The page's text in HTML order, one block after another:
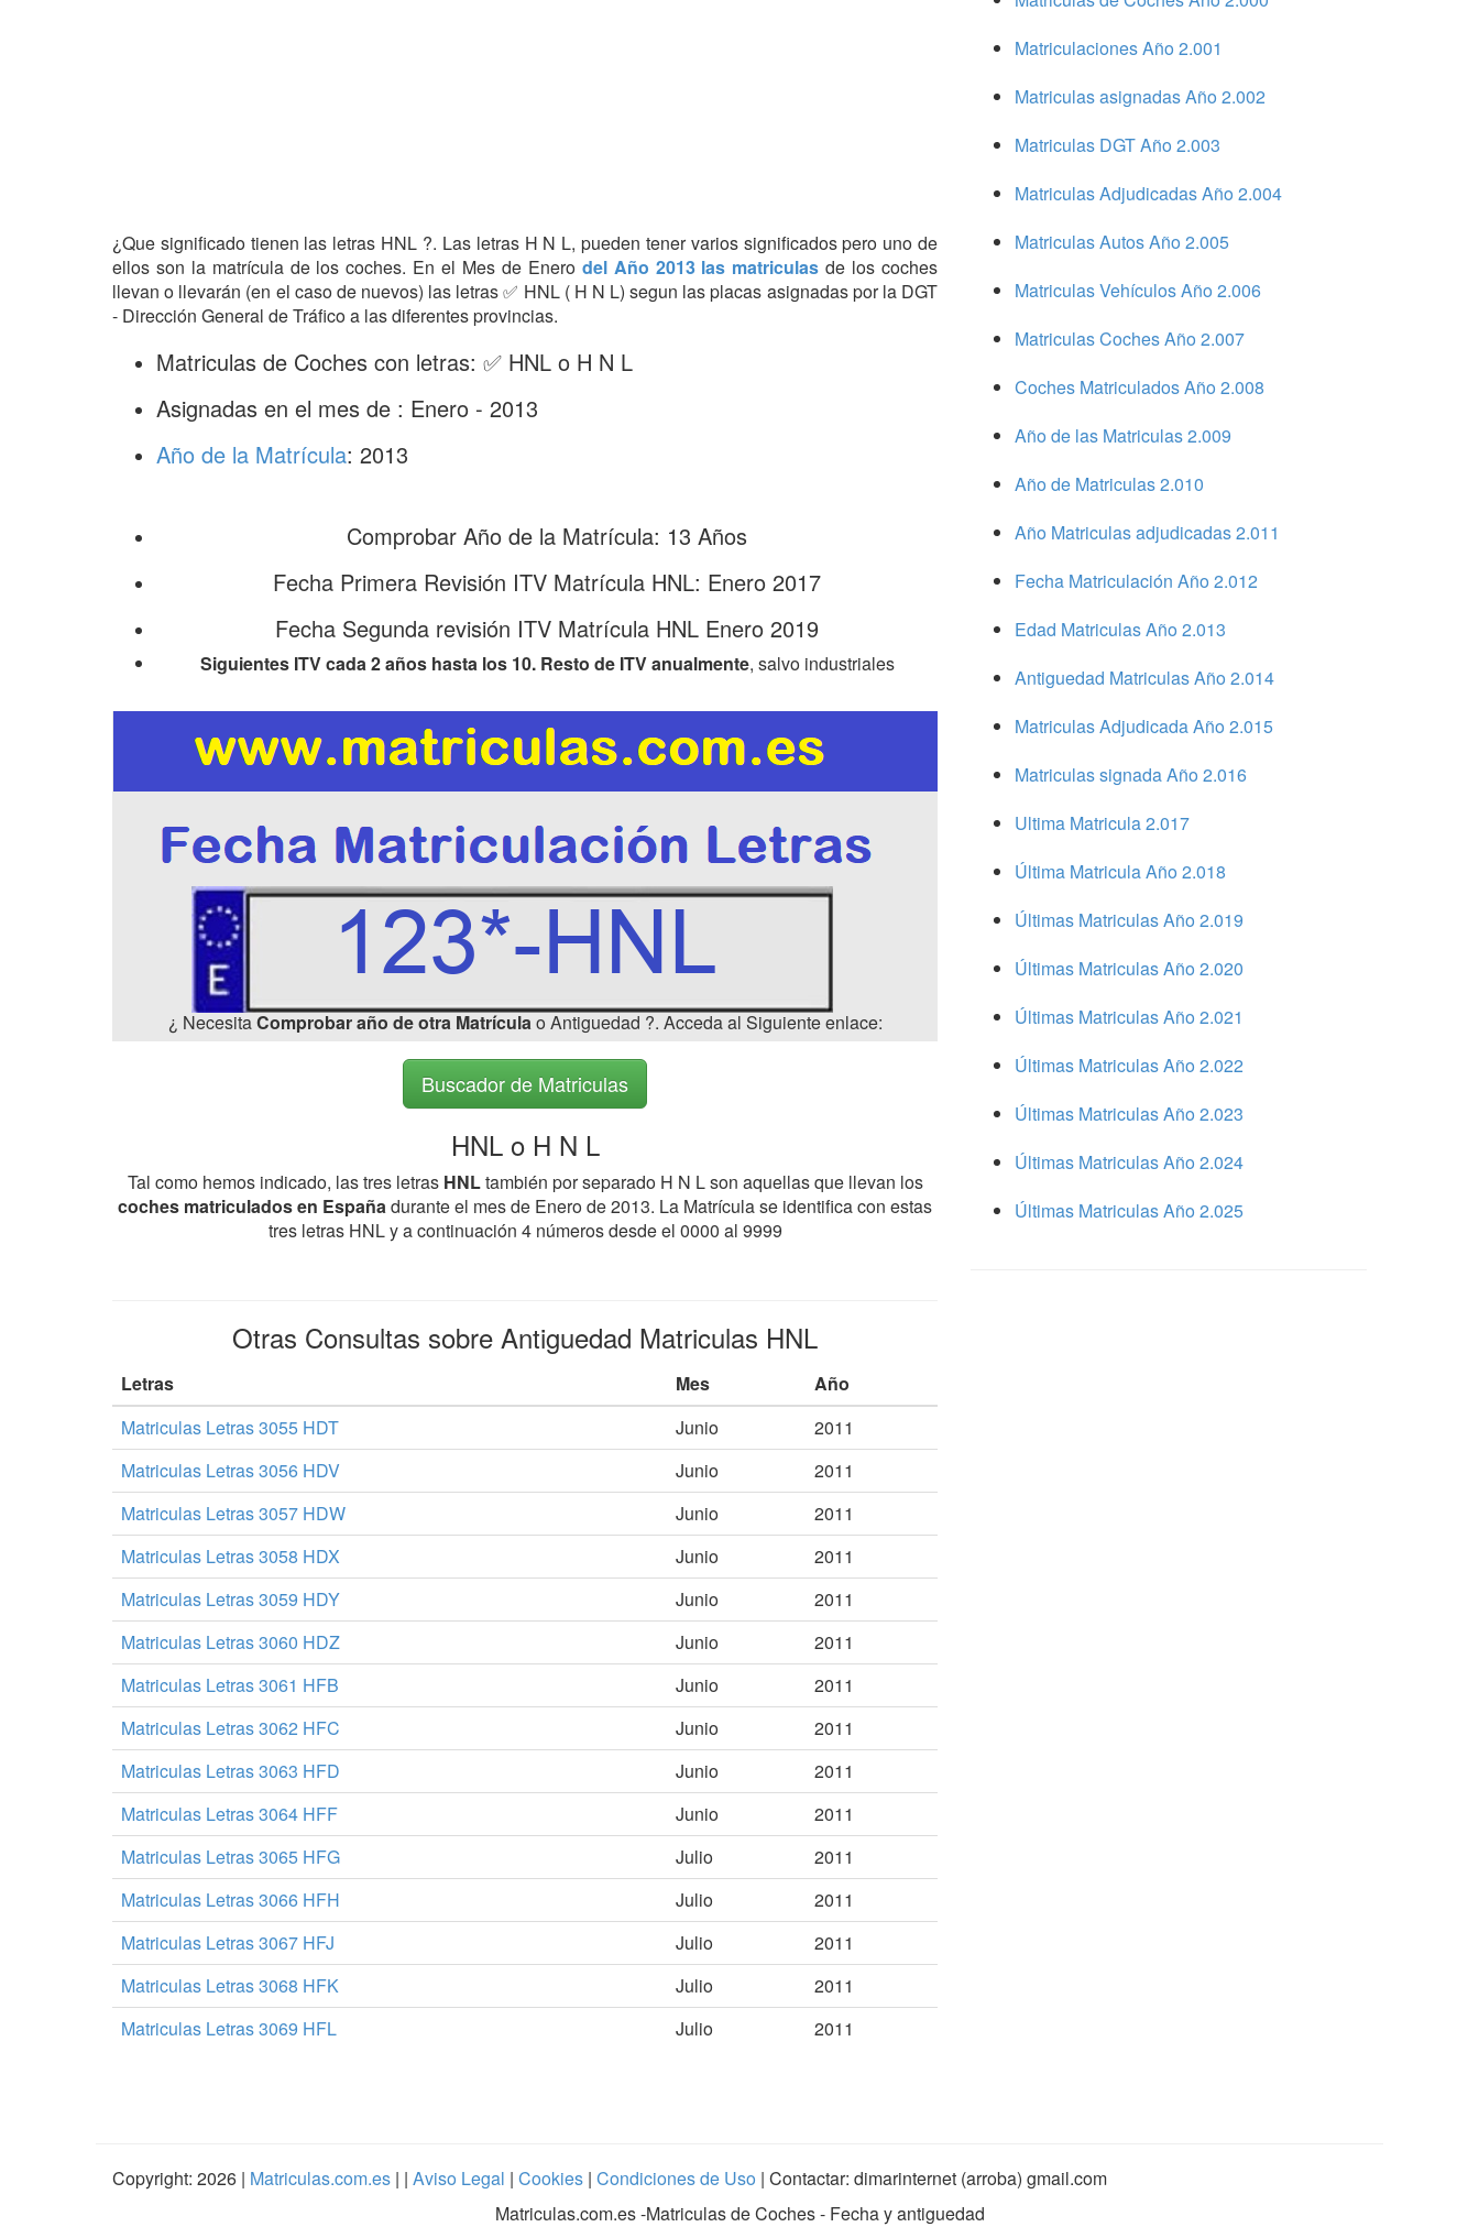
¿Que significado tienen las letras HNL ?. Las letras H N L, pueden tener varios significados pero uno de
ellos son la matrícula de los coches. En el Mes de Enero del Año 2013 las matriculasde los coches
llevan o llevarán (en el caso de nuevos) las letras ✅ HNL ( H N L) segun las placas asignadas por la DGT
- Dirección General de Tráfico a las diferentes provincias.
Matriculas de Coches con letras: ✅ HNL o H N L
Asignadas en el mes de : Enero - 2013
Año de la Matrícula: 2013
Comprobar Año de la Matrícula: 13 Años
Fecha Primera Revisión ITV Matrícula HNL: Enero 2017
Fecha Segunda revisión ITV Matrícula HNL Enero 2019
Siguientes ITV cada 2 años hasta los 10. Resto de ITV anualmente, salvo industriales
¿ NecesitaComprobar año de otra Matrículao Antiguedad ?. Acceda al Siguiente enlace:
Buscador de Matriculas
HNL o H N L
Tal como hemos indicado, las tres letras HNLtambién por separado H N L son aquellas que llevan los
coches matriculados en Españadurante el mes de Enero de 2013. La Matrícula se identifica con estas
tres letras HNL y a continuación 4 números desde el 0000 al 9999
Otras Consultas sobre Antiguedad Matriculas HNL
Letras Mes
Año
Matriculas Letras 3055 HDT
Junio
2011
Matriculas Letras 3056 HDV
Junio
2011
Matriculas Letras 3057 HDW
Junio
2011
Matriculas Letras 3058 HDX
Junio
2011
Matriculas Letras 3059 HDY
Junio
2011
Matriculas Letras 3060 HDZ
Junio
2011
Matriculas Letras 3061 HFB
Junio
2011
Matriculas Letras 3062 HFC
Junio
2011
Matriculas Letras 3063 HFD
Junio
2011
Matriculas Letras 3064 HFF
Junio
2011
Matriculas Letras 3065 HFG
Julio
2011
Matriculas Letras 3066 HFH
Julio
2011
Matriculas Letras 3067 HFJ
Julio
2011
Matriculas Letras 3068 HFK
Julio
2011
Matriculas Letras 3069 HFL
Julio 2011
Matriculaciones Año 2.001
Matriculas asignadas Año 2.002
Matriculas DGT Año 2.003
Matriculas Adjudicadas Año 2.004
Matriculas Autos Año 2.005
Matriculas Vehículos Año 2.006
Matriculas Coches Año 2.007
Coches Matriculados Año 2.008
Año de las Matriculas 2.009
Año de Matriculas 2.010
Año Matriculas adjudicadas 2.011
Fecha Matriculación Año 2.012
Edad Matriculas Año 2.013
Antiguedad Matriculas Año 2.014
Matriculas Adjudicada Año 2.015
Matriculas signada Año 2.016
Ultima Matricula 2.017
Última Matricula Año 2.018
Últimas Matriculas Año 2.019
Últimas Matriculas Año 2.020
Últimas Matriculas Año 2.021
Últimas Matriculas Año 2.022
Últimas Matriculas Año 2.023
Últimas Matriculas Año 2.024
Últimas Matriculas Año 2.025
Copyright: 2026 | Matriculas.com.es | | Aviso Legal | Cookies | Condiciones de Uso | Contactar: dimarinternet (arroba) gmail.com
Matriculas.com.es-Matriculas de Coches - Fecha y antiguedad